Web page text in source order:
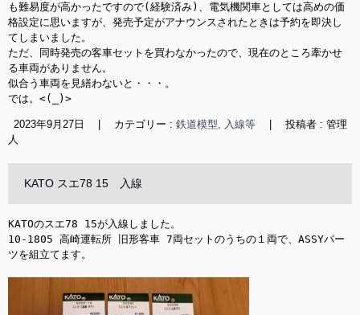
も難易度が高かったですので(経験済み)、電気機関車としては高めの価
格設定に思いますが、発売予定がアナウンスされたときは予約を即決し
てしまいました。
ただ、同時発売の客車セットを買わなかったので、現在のところ牽かせ
る車両がありません。
似合う車両を見繕わないと・・・。
では。<(_)>
2023年9月27日 カテゴリー : 鉄道模型, 入線等
投稿者 : 管理
人
KATO スエ78 15 入線
KATOのスエ78 15が入線しました。
10-1805 高崎運転所 旧形客車 7両セットのうちの１両で、ASSYパー
ツを組立てます。